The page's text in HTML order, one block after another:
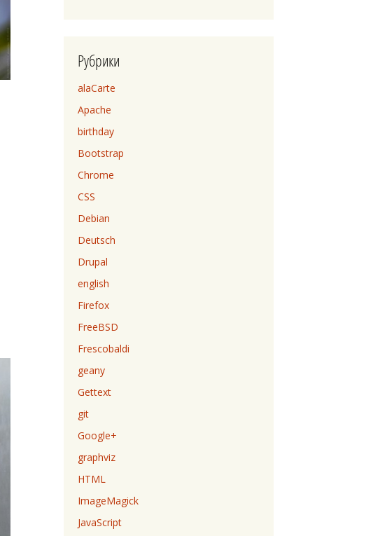
Рубрики
alaCarte
Apache
birthday
Bootstrap
Chrome
CSS
Debian
Deutsch
Drupal
english
Firefox
FreeBSD
Frescobaldi
geany
Gettext
git
Google+
graphviz
HTML
ImageMagick
JavaScript